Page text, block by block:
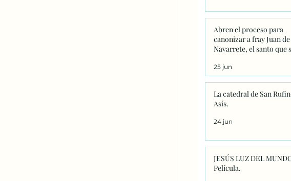
Abren el proceso para
canonizar a fray Juan de
Navarrete, el santo que
25 jun
La catedral de San
Asís.
24 jun
JESÚS LUZ DEL
Película.